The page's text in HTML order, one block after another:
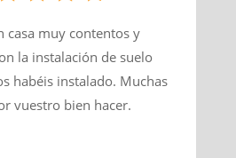
casa muy contentos y
la instalación de suelo
habéis instalado. Muchas
vuestro bien hacer.